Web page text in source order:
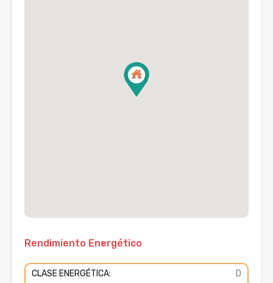
Rendimiento Energético
CLASE ENERGÉTICA:
D